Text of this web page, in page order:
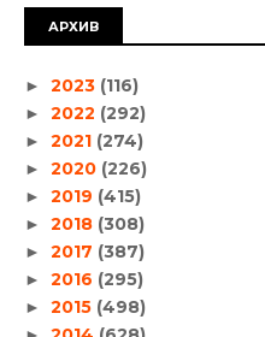
АРХИВ
► 2023 (116)
► 2022 (292)
► 2021 (274)
► 2020 (226)
► 2019 (415)
► 2018 (308)
► 2017 (387)
► 2016 (295)
► 2015 (498)